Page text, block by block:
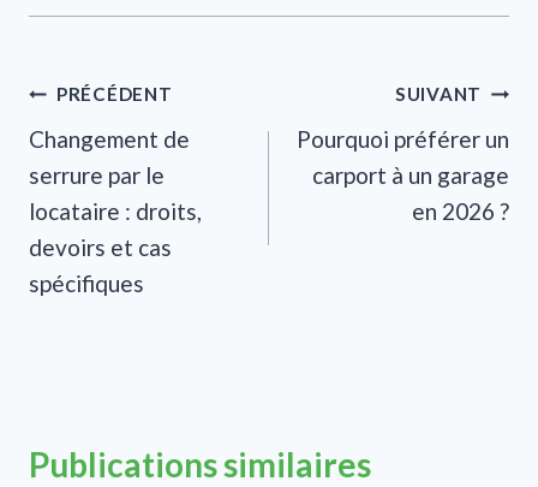
Navigation
de
l’article
PRÉCÉDENT
Changement de
serrure par le
locataire : droits,
devoirs et cas
spécifiques
SUIVANT
Pourquoi préférer un
carport à un garage
en 2026 ?
Publications similaires